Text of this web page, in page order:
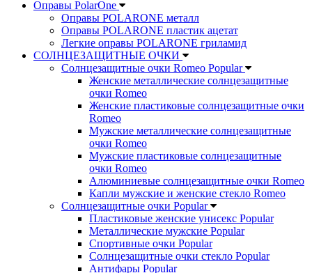
Оправы PolarOne
Оправы POLARONE металл
Оправы POLARONE пластик ацетат
Легкие оправы POLARONE гриламид
СОЛНЦЕЗАЩИТНЫЕ ОЧКИ
Солнцезащитные очки Romeo Popular
Женские металлические солнцезащитные
очки Romeo
Женские пластиковые солнцезащитные очки
Romeo
Мужские металлические солнцезащитные
очки Romeo
Мужские пластиковые солнцезащитные
очки Romeo
Алюминиевые солнцезащитные очки Romeo
Капли мужские и женские стекло Romeo
Солнцезащитные очки Popular
Пластиковые женские унисекс Popular
Металлические мужские Popular
Спортивные очки Popular
Солнцезащитные очки стекло Popular
Aнтифары Popular